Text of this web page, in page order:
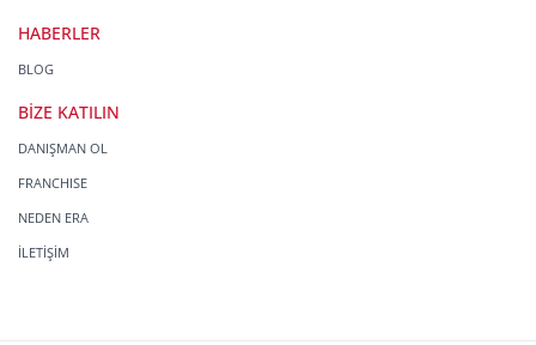
HABERLER
BLOG
BİZE KATILIN
DANIŞMAN OL
FRANCHISE
NEDEN ERA
İLETİŞİM